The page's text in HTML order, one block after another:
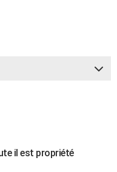
il est propriété